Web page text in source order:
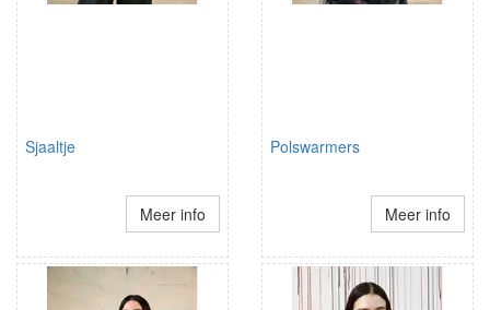
Sjaaltje
Meer info
Polswarmers
Meer info